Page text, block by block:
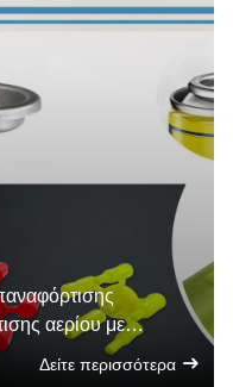
αερίου με
Δείτε περισσότερα